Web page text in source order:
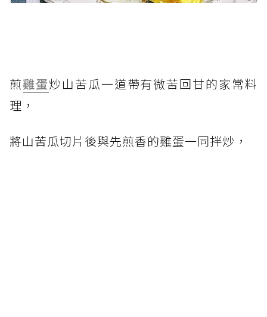
煎雞蛋炒山苦瓜一道帶有微苦回甘的家常料
理，
將山苦瓜切片後與先煎香的雞蛋一同拌炒，